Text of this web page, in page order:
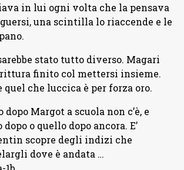
in lui ogni volta che la pensava
una scintilla lo riaccende e le
stato tutto diverso. Magari
finito col mettersi insieme.
quel che luccica è per forza oro.
Margot a scuola non c’è, e
o quello dopo ancora. E’
scopre degli indizi che
dove è andata …